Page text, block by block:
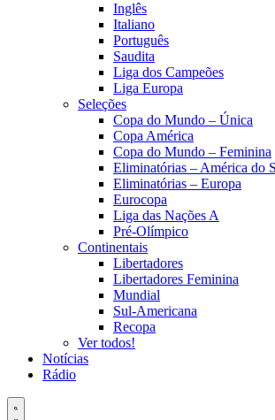
Inglês
Italiano
Português
Saudita
Liga dos Campeões
Liga Europa
Seleções
Copa do Mundo – Única
Copa América
Copa do Mundo – Feminina
Eliminatórias – América do
Eliminatórias – Europa
Eurocopa
Liga das Nações A
Pré-Olímpico
Continentais
Libertadores
Libertadores Feminina
Mundial
Sul-Americana
Recopa
Ver todos!
Notícias
Rádio